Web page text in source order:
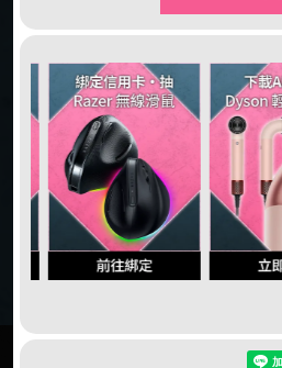
同意 個資暨隱私權保護政策